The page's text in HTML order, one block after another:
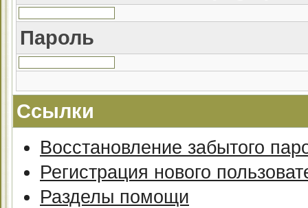
Пароль
Ссылки
Восстановление забытого
Регистрация нового
Разделы помощи